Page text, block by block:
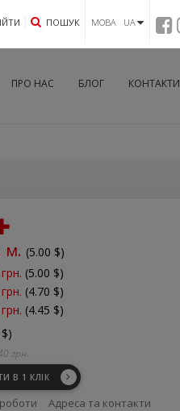
ПОШУК МОВА UA
ПРО НАС БЛОГ КОНТАКТИ
м. (5.00 $)
(5.00 $)
(4.70 $)
(4.45 $)
грн.
В 1 КЛІК
Адреса та контакти